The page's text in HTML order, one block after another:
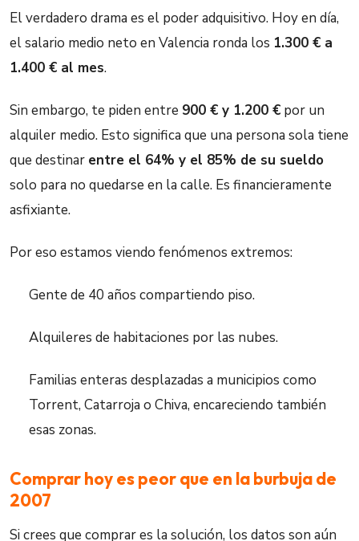
El verdadero drama es el poder adquisitivo. Hoy en día,
el salario medio neto en Valencia ronda los 1.300 € a
1.400 € al mes.
Sin embargo, te piden entre 900 € y 1.200 € por un
alquiler medio. Esto significa que una persona sola tiene
que destinar entre el 64% y el 85% de su sueldo
solo para no quedarse en la calle. Es financieramente
asfixiante.
Por eso estamos viendo fenómenos extremos:
Gente de 40 años compartiendo piso.
Alquileres de habitaciones por las nubes.
Familias enteras desplazadas a municipios como
Torrent, Catarroja o Chiva, encareciendo también
esas zonas.
Comprar hoy es peor que en la burbuja de
2007
Si crees que comprar es la solución, los datos son aún